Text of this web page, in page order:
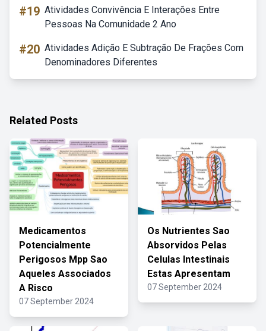
#19 Atividades Convivência E Interações Entre
Pessoas Na Comunidade 2 Ano
#20 Atividades Adição E Subtração De Frações Com
Denominadores Diferentes
Related Posts
Medicamentos
Potencialmente
Perigosos Mpp Sao
Aqueles Associados
A Risco
07 September 2024
Os Nutrientes Sao
Absorvidos Pelas
Celulas Intestinais
Estas Apresentam
07 September 2024